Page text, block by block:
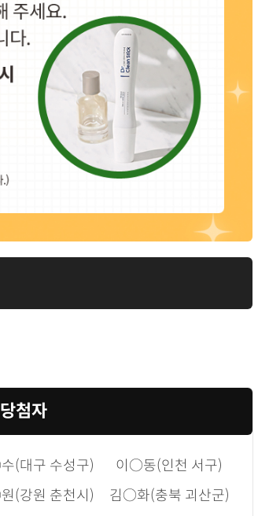
보세요.
다."라며 이 용어에 대해서 다루었습니
첨자
(대구 수성구)
이○동(인천 서구)
(강원 춘천시) 김○화(충북 괴산군)